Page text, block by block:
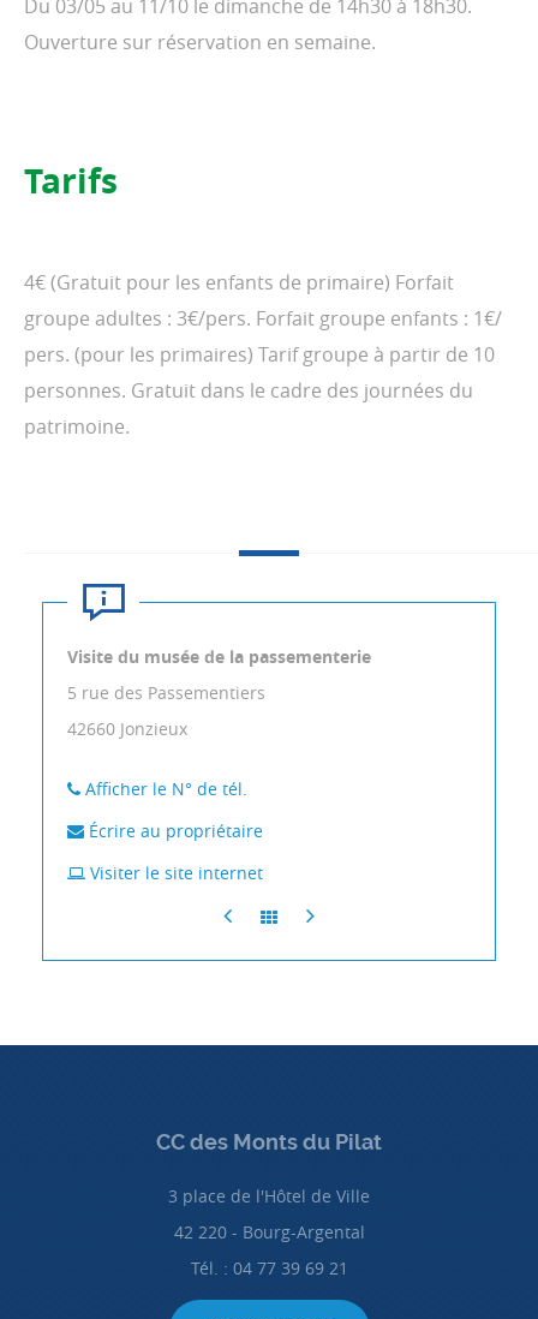
Visite du musée de la passementerie
5 rue des Passementiers
42660 Jonzieux
Afficher le N° de tél.
Écrire au propriétaire
Visiter le site internet
Du 03/05 au 11/10 le dimanche de 14h30 à 18h30.
Ouverture sur réservation en semaine.
Tarifs
4€ (Gratuit pour les enfants de primaire) Forfait
groupe adultes : 3€/pers. Forfait groupe enfants : 1€/
pers. (pour les primaires) Tarif groupe à partir de 10
personnes. Gratuit dans le cadre des journées du
patrimoine.
CC des Monts du Pilat
3 place de l'Hôtel de Ville
42 220 - Bourg-Argental
Tél. : 04 77 39 69 21